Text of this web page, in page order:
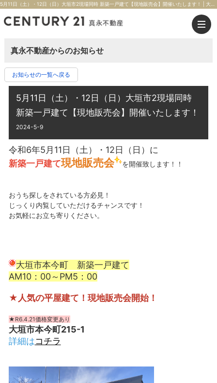
真永不動産からのお知らせ
お知らせの一覧へ戻る
5月11日（土）・12日（日）大垣市2現場同時
新築一戸建て【現地販売会】開催いたします！
2024-5-9
令和6年5月11日（土）・12日（日）に
新築一戸建て現地販売会 を開催致します！！
おうち探しをされている方必見！
じっくり内覧していただけるチャンスです！
お気軽にお立ち寄りください。
大垣市本今町 新築一戸建て
AM10：00～PM5：00
★人気の平屋建て！現地販売会開始！
★R6.4.21価格変更あり
大垣市本今町215-1
詳細はコチラ